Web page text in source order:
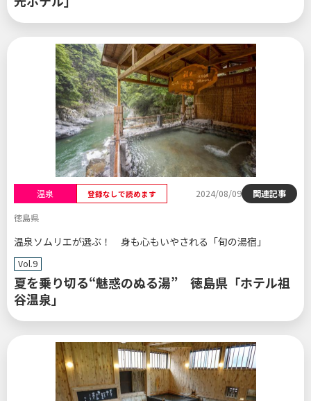
温泉 登録なしで読めます 2024/08/09
関連記事
徳島県
温泉ソムリエが選ぶ！ 身も心もいやされる「旬の湯宿」
Vol.9
夏を乗り切る“魅惑のぬる湯” 徳島県「ホテル祖
谷温泉」